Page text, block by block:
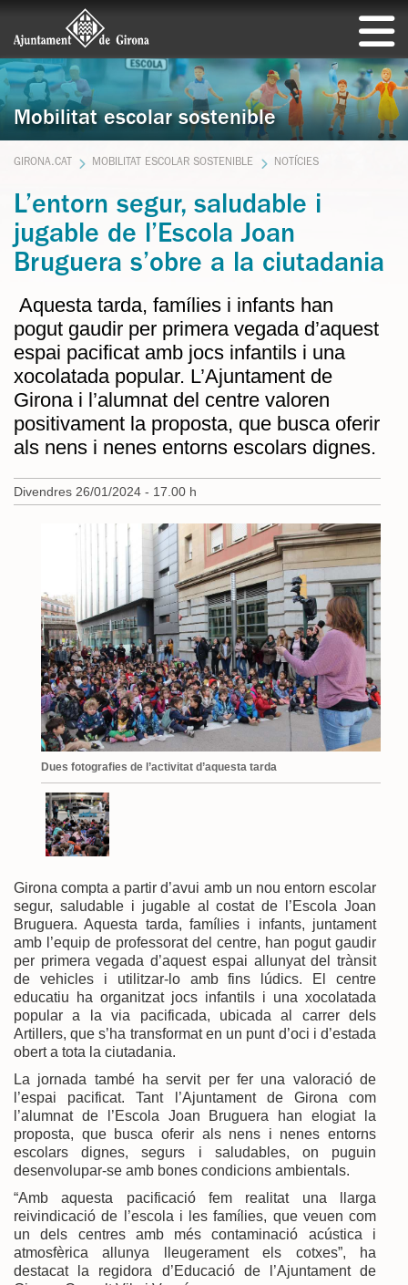
Mobilitat escolar sostenible
GIRONA.CAT MOBILITAT ESCOLAR SOSTENIBLE NOTÍCIES
L’entorn segur, saludable i
jugable de l’Escola Joan
Bruguera s’obre a la ciutadania
Aquesta tarda, famílies i infants han
pogut gaudir per primera vegada d’aquest
espai pacificat amb jocs infantils i una
xocolatada popular. L’Ajuntament de
Girona i l’alumnat del centre valoren
positivament la proposta, que busca oferir
als nens i nenes entorns escolars dignes.
Divendres 26/01/2024 - 17.00 h
Dues fotografies de l’activitat d’aquesta tarda
Girona compta a partir d’avui amb un nou entorn escolar
segur, saludable i jugable al costat de l’Escola Joan
Bruguera. Aquesta tarda, famílies i infants, juntament
amb l’equip de professorat del centre, han pogut gaudir
per primera vegada d’aquest espai allunyat del trànsit
de vehicles i utilitzar-lo amb fins lúdics. El centre
educatiu ha organitzat jocs infantils i una xocolatada
popular a la via pacificada, ubicada al carrer dels
Artillers, que s’ha transformat en un punt d’oci i d’estada
obert a tota la ciutadania.
La jornada també ha servit per fer una valoració de
l’espai pacificat. Tant l’Ajuntament de Girona com
l’alumnat de l’Escola Joan Bruguera han elogiat la
proposta, que busca oferir als nens i nenes entorns
escolars dignes, segurs i saludables, on puguin
desenvolupar-se amb bones condicions ambientals.
“Amb aquesta pacificació fem realitat una llarga
reivindicació de l’escola i les famílies, que veuen com
un dels centres amb més contaminació acústica i
atmosfèrica allunya lleugerament els cotxes”, ha
destacat la regidora d’Educació de l’Ajuntament de